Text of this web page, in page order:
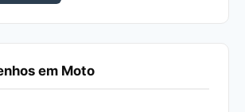
em Moto